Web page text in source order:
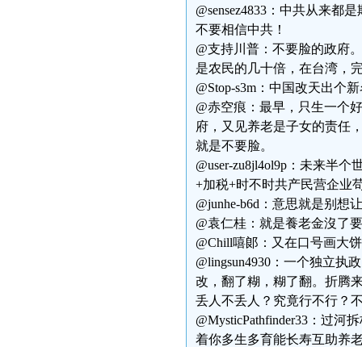
@sensez4833：中共从来都
不要相信中共！
@支持川普：不要脸的政府
是农民的几十倍，在台湾，
@Stop-s3m：中国改天出个
@赤空痕：最早，只生一个
府，又见养老是子女的责任
就是不要脸。
@user-zu8jl4ol9p：未来半
+加税+时不时共产民营企业
@junhe-b6d：意思就是别想
@袁仁桂：就是養老金沒了
@Chill嘻郞：又在口号画大
@lingsun4930：一个独立执
改，翻了糊，糊了翻。折腾
丢人不丢人？究竟行不行？
@MysticPathfinder33：过河
着你多生多育能长寿互助养